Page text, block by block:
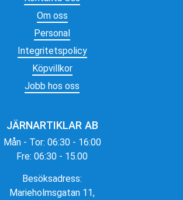
Om oss
Personal
Integritetspolicy
Köpvillkor
Jobb hos oss
JÄRNARTIKLAR AB
Mån - Tor: 06:30 - 16:00
Fre: 06:30 - 15.00
Besöksadress:
Marieholmsgatan 11,